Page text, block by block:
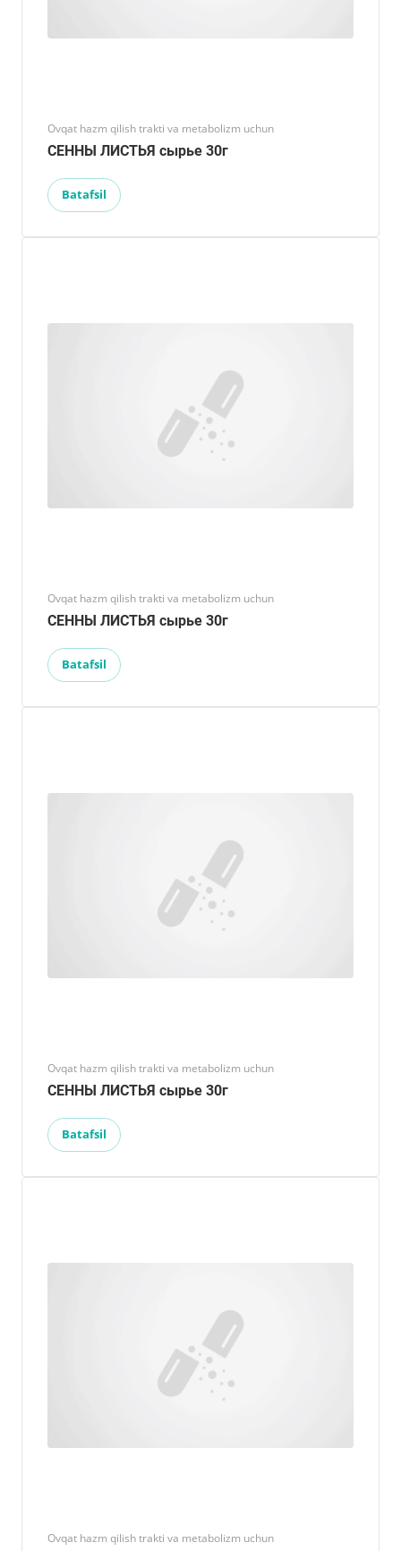
Ovqat hazm qilish trakti va metabolizm uchun
СЕННЫ ЛИСТЬЯ сырье 30г
Batafsil
Ovqat hazm qilish trakti va metabolizm uchun
СЕННЫ ЛИСТЬЯ сырье 30г
Batafsil
Ovqat hazm qilish trakti va metabolizm uchun
СЕННЫ ЛИСТЬЯ сырье 30г
Batafsil
Ovqat hazm qilish trakti va metabolizm uchun